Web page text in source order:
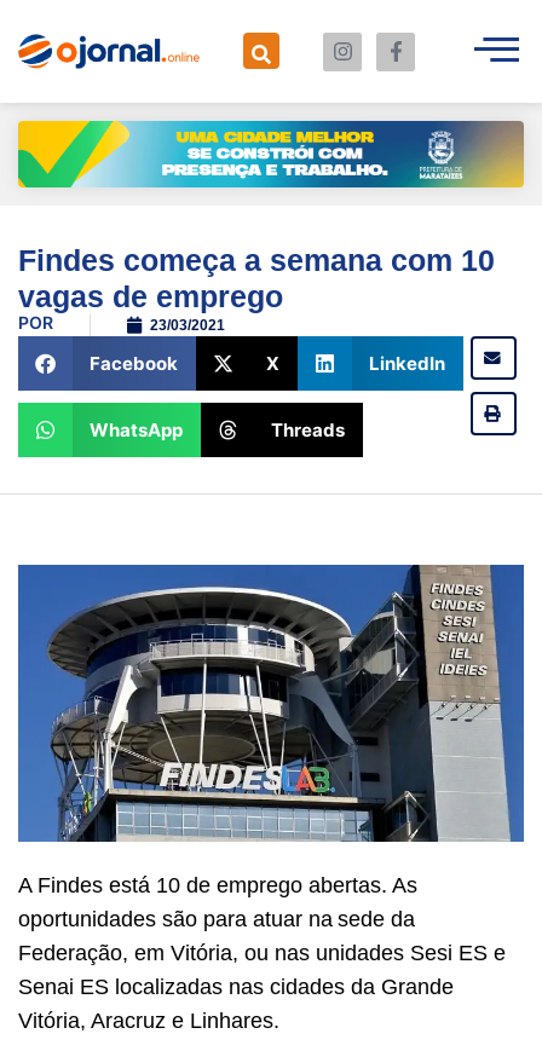
Findes começa a semana com 10
vagas de emprego
POR 23/03/2021
Facebook X LinkedIn
WhatsApp Threads
A Findes está 10 de emprego abertas. As
oportunidades são para atuar na sede da
Federação, em Vitória, ou nas unidades Sesi ES e
Senai ES localizadas nas cidades da Grande
Vitória, Aracruz e Linhares.